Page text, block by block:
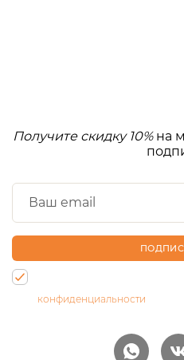
Получите скидку 10%на
конфиденциальности